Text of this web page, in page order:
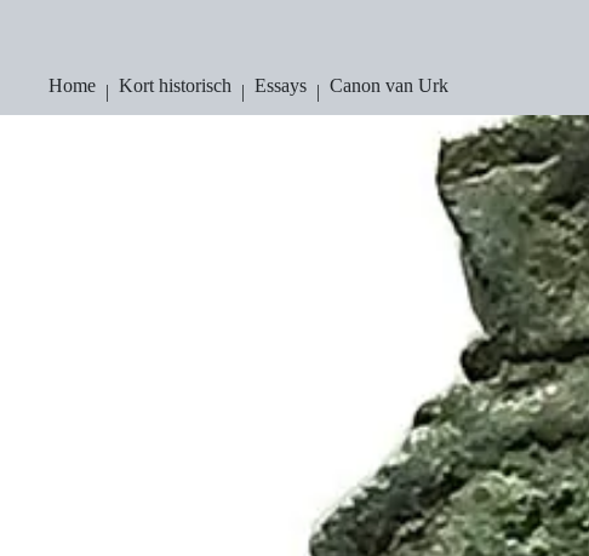
inhoud
Home Kort historisch Essays Canon van Urk